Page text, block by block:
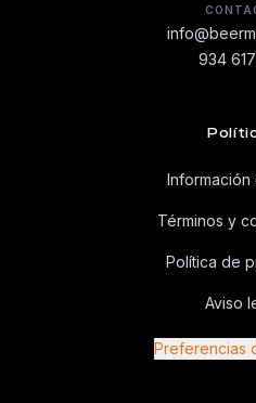
934
Términos y
Política de
Aviso
Preferencias